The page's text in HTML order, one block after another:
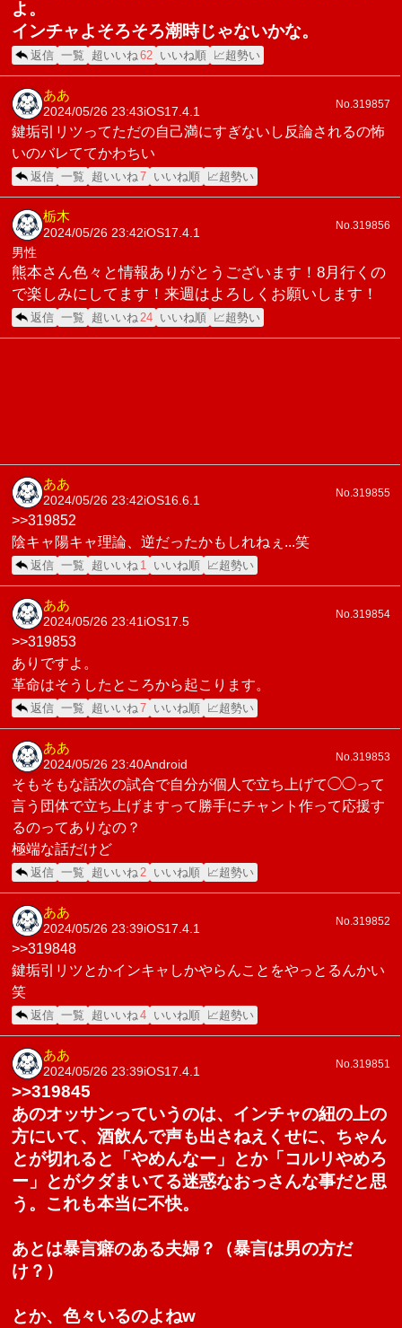
よ。
インチャよそろそろ潮時じゃないかな。
返信 一覧 超いいね62 いいね順 📈超勢い
ああ
2024/05/26 23:43iOS17.4.1
No.319857
鍵垢引リツってただの自己満にすぎないし反論されるの怖
いのバレててかわちい
返信 一覧 超いいね7 いいね順 📈超勢い
栃木
2024/05/26 23:42iOS17.4.1
No.319856
男性
熊本さん色々と情報ありがとうございます！8月行くの
で楽しみにしてます！来週はよろしくお願いします！
返信 一覧 超いいね24 いいね順 📈超勢い
ああ
2024/05/26 23:42iOS16.6.1
No.319855
>>319852
陰キャ陽キャ理論、逆だったかもしれねぇ...笑
返信 一覧 超いいね 1 いいね順 📈超勢い
ああ
2024/05/26 23:41iOS17.5
No.319854
>>319853
ありですよ。
革命はそうしたところから起こります。
返信 一覧 超いいね7 いいね順 📈超勢い
ああ
2024/05/26 23:40Android
No.319853
そもそもな話次の試合で自分が個人で立ち上げて◯◯って
言う団体で立ち上げますって勝手にチャント作って応援す
るのってありなの？
極端な話だけど
返信 一覧 超いいね2 いいね順 📈超勢い
ああ
2024/05/26 23:39iOS17.4.1
No.319852
>>319848
鍵垢引リツとかインキャしかやらんことをやっとるんかい
笑
返信 一覧 超いいね4 いいね順 📈超勢い
ああ
2024/05/26 23:39iOS17.4.1
No.319851
>>319845
あのオッサンっていうのは、インチャの紐の上の
方にいて、酒飲んで声も出さねえくせに、ちゃん
とが切れると「やめんなー」とか「コルリやめろ
ー」とがクダまいてる迷惑なおっさんな事だと思
う。これも本当に不快。
あとは暴言癖のある夫婦？（暴言は男の方だ
け？）
とか、色々いるのよねw